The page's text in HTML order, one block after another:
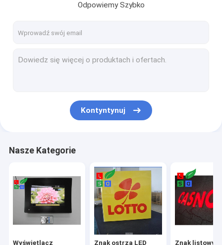
O nas
Poprosić o wycenę
Znak ostrza LED
Znak listowy kanału LED
Niestandardowy znak neonowy
Odpowiemy Szybko
Kontyntynuj
Nasze Kategorie
Wyświetlacz Znak ostrza LED Znak listowy